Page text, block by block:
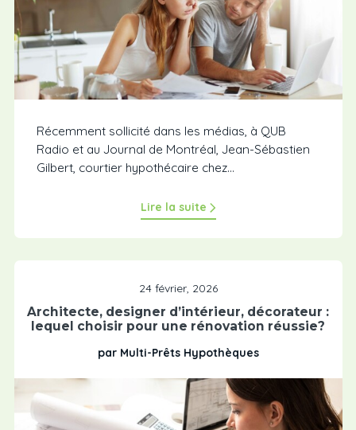
Récemment sollicité dans les médias, à QUB
Radio et au Journal de Montréal, Jean-Sébastien
Gilbert, courtier hypothécaire chez...
Lire la suite
24 février, 2026
Architecte, designer d’intérieur, décorateur :
lequel choisir pour une rénovation réussie?
par Multi-Prêts Hypothèques